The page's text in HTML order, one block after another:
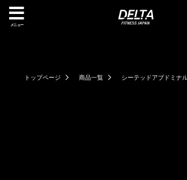
メニュー
トップページ 商品一覧 シーテッドアブドミナ